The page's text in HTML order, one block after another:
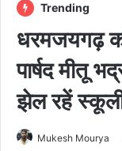
Trending
धरमजयगढ़
पार्षद मीतू
झेल रहें
Mukesh Mourya